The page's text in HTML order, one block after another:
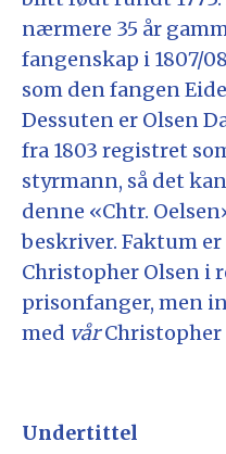
nærmere 35 år
fangenskap i 1807/
som den fangen
Dessuten er Olsen
fra 1803 registret
styrmann, så det
denne «Chtr.
beskriver. Faktum
Christopher Olsen i
prisonfanger, men
med vårChristopher
Undertittel